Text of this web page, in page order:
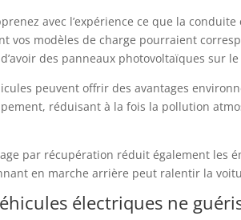
avec l’expérience ce que la
vos modèles de charge pourraient
des panneaux photovoltaïques sur
peuvent offrir des avantages
réduisant à la fois la pollution
par récupération réduit également les
en marche arrière peut ralentir la
électriques ne